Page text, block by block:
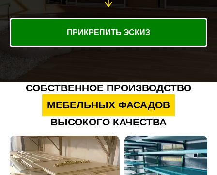
ПРИКРЕПИТЬ ЭСКИЗ
СОБСТВЕННОЕ ПРОИЗВОДСТВО
МЕБЕЛЬНЫХ ФАСАДОВ
ВЫСОКОГО КАЧЕСТВА